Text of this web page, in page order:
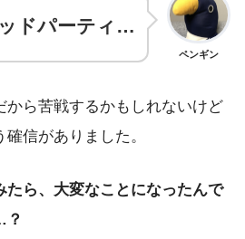
ペンギン
ドパーティ…
から苦戦するかもしれないけど
信がありました。
たら、大変なことになったんで
？